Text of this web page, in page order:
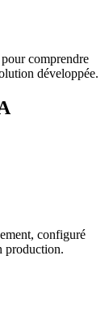
comprendre
développée.
configuré
production.